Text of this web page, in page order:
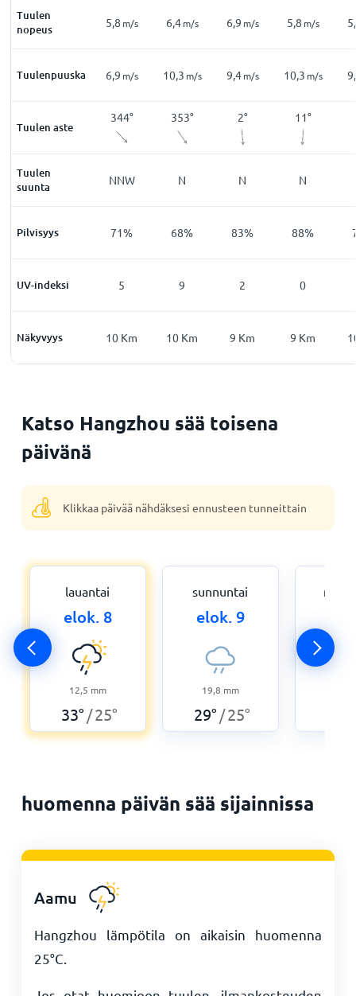
Tuulen
nopeus
3,6 5,8 m/s 6,4m/s 6,9 m/s 5,8 m/s
Tuulenpuuska
m/s 5,6m/s 6,9 m/s 10,3 m/s 9,4m/s 10,3 m/s
Tuulen aste
344° 353° 2° 11°
Tuulen
suuntaNNW NNW N N N
Pilvisyys
52 71% 68% 83% 88%
UV-indeksi
0 5 9 2 0
Näkyvyys
10Km 10 Km 10 Km 9 Km 9 Km
Katso Hangzhou sää toisena
päivänä
Klikkaa päivää nähdäksesi ennusteen tunneittain
lauantai
elok. 8
12,5 mm
33° /25°
sunnuntai
elok. 9
19,8 mm
29° /25°
huomenna päivän sää sijainnissa
Aamu
Hangzhou lämpötila on aikaisin huomenna
25°C